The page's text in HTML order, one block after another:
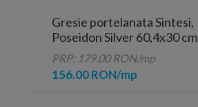
Gresie portelanata Sintesi,
Poseidon Silver 60,4x30 cm
PRP: 179.00 RON/mp
156.00 RON/mp